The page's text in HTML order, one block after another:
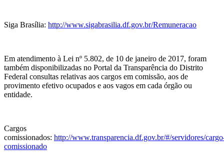
Siga Brasília: http://www.sigabrasilia.df.gov.br/Remuneracao
Em atendimento à Lei nº 5.802, de 10 de janeiro de 2017, foram
também disponibilizadas no Portal da Transparência do Distrito
Federal consultas relativas aos cargos em comissão, aos de
provimento efetivo ocupados e aos vagos em cada órgão ou
entidade.
Cargos
comissionados: http://www.transparencia.df.gov.br/#/servidores/
comissionado